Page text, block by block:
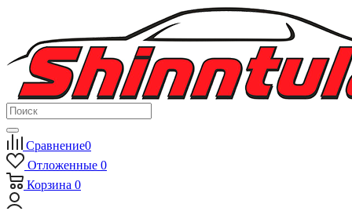
Сравнение0
Отложенные 0
Корзина 0